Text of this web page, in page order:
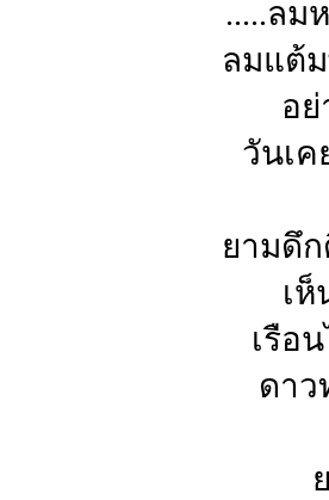
.....ลม
ลมแต้ม
อ
วันเ
ยามดึ
เ
เรือ
ดาว